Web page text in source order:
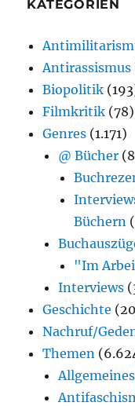
KATEGORIEN
Antirassismus
Biopolitik
Filmkritik (78)
Genres (1.171)
@ Bücher
Büchern
"Im
Interviews
Geschichte
Nachruf/
Themen
Allgemeines